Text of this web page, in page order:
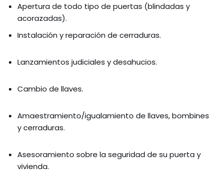
Apertura de todo tipo de puertas (blindadas y
acorazadas).
Instalación y reparación de cerraduras.
Lanzamientos judiciales y desahucios.
Cambio de llaves.
Amaestramiento/igualamiento de llaves, bombines
y cerraduras.
Asesoramiento sobre la seguridad de su puerta y
vivienda.